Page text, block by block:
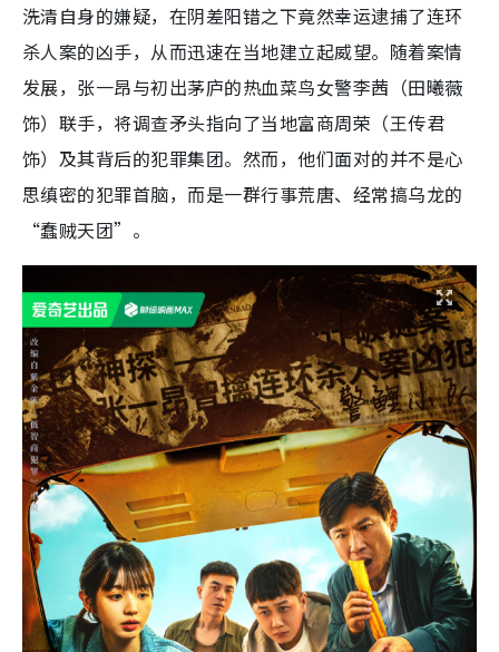
洗清自身的嫌疑，在阴差阳错之下竟然幸运逮捕了连环
杀人案的凶手，从而迅速在当地建立起威望。随着案情
发展，张一昂与初出茅庐的热血菜鸟女警李茜（田曦薇
饰）联手，将调查矛头指向了当地富商周荣（王传君
饰）及其背后的犯罪集团。然而，他们面对的并不是心
思缜密的犯罪首脑，而是一群行事荒唐、经常搞乌龙的
“蠢贼天团”。